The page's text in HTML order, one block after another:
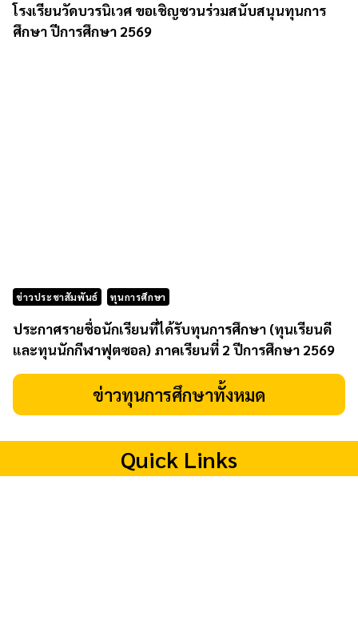
โรงเรียนวัดบวรนิเวศ ขอเชิญชวนร่วมสนับสนุนทุนการ
ศึกษา ปีการศึกษา 2569
ข่าวประชาสัมพันธ์ ทุนการศึกษา
ประกาศรายชื่อนักเรียนที่ได้รับทุนการศึกษา (ทุนเรียนดี
และทุนนักกีฬาฟุตซอล) ภาคเรียนที่ 2 ปีการศึกษา 2569
ข่าวทุนการศึกษาทั้งหมด
Quick Links